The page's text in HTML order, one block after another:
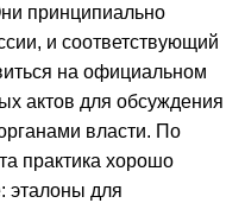
принципиально
и соответствующий
на официальном
актов для обсуждения
власти. По
практика хорошо
эталоны для